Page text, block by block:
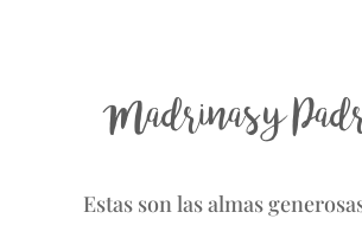
Madrinas y
Estas son las almas